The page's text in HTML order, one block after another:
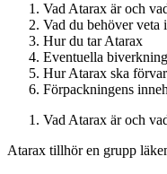
Vad Atarax är och
Vad du behöver veta
Hur du tar Atarax
Eventuella
Hur Atarax ska
Förpackningens
Vad Atarax är och
Atarax tillhör en grupp